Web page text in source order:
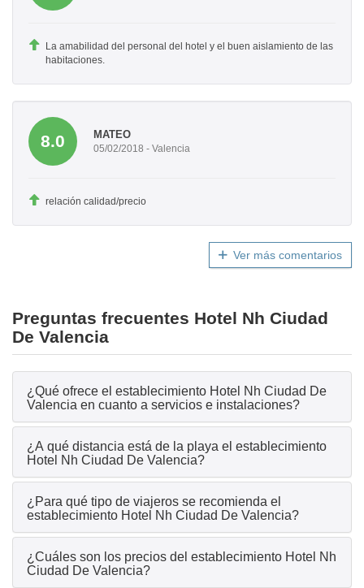
La amabilidad del personal del hotel y el buen aislamiento de las
habitaciones.
8.0 MATEO
05/02/2018 - Valencia
relación calidad/precio
Ver más comentarios
Preguntas frecuentes Hotel Nh Ciudad
De Valencia
¿Qué ofrece el establecimiento Hotel Nh Ciudad De
Valencia en cuanto a servicios e instalaciones?
¿A qué distancia está de la playa el establecimiento
Hotel Nh Ciudad De Valencia?
¿Para qué tipo de viajeros se recomienda el
establecimiento Hotel Nh Ciudad De Valencia?
¿Cuáles son los precios del establecimiento Hotel Nh
Ciudad De Valencia?